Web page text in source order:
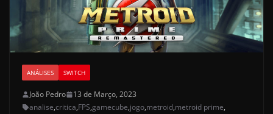
ANÁLISES SWITCH
João Pedro
13 de Março, 2023
analise,critica,FPS,gamecube,jogo,metroid,metroid prime,